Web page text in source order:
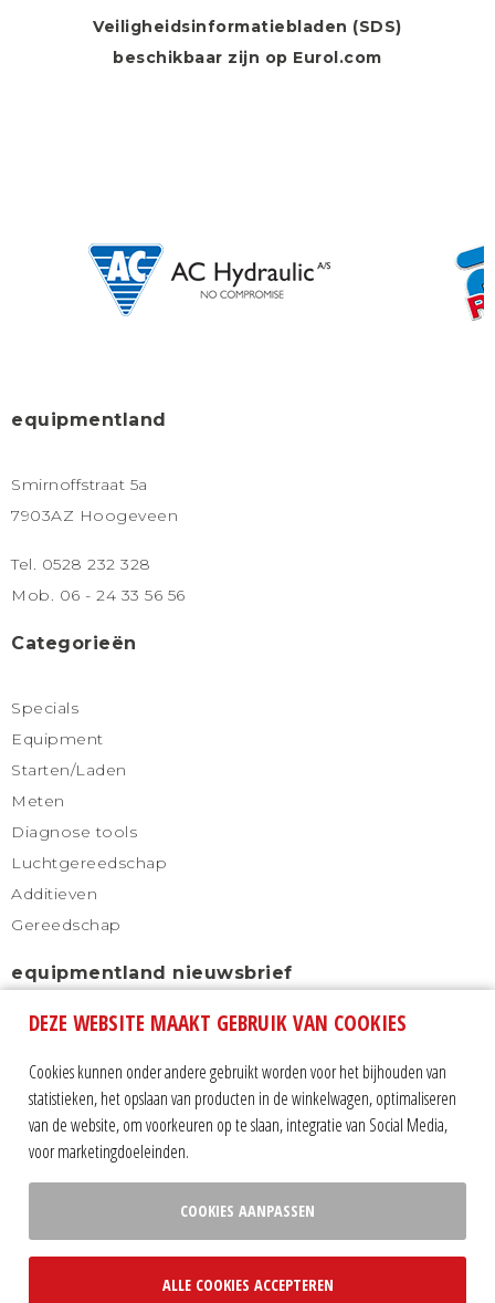
Veiligheidsinformatiebladen (SDS)
beschikbaar zijn op Eurol.com
equipmentland
Smirnoffstraat 5a
7903AZ Hoogeveen
Tel. 0528 232 328
Mob. 06 - 24 33 56 56
Categorieën
Specials
Equipment
Starten/Laden
Meten
Diagnose tools
Luchtgereedschap
Additieven
Gereedschap
equipmentland nieuwsbrief
automatisch op de hoogte.
Volg ons op:
DEZE WEBSITE MAAKT GEBRUIK VAN COOKIES
Cookies kunnen onder andere gebruikt worden voor het bijhouden van
statistieken, het opslaan van producten in de winkelwagen, optimaliseren
van de website, om voorkeuren op te slaan, integratie van Social Media,
voor marketingdoeleinden.
COOKIES AANPASSEN
ALLE COOKIES ACCEPTEREN